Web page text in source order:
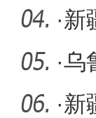
气
·新
丰
·乌
序
·新